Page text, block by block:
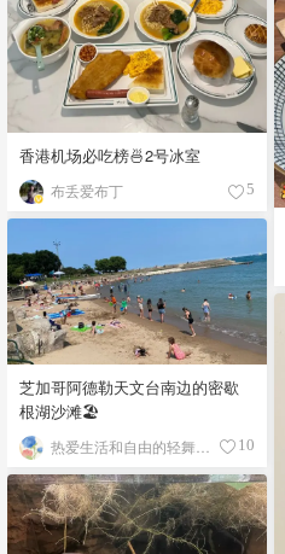
香港机场必吃榜🍜2号冰室
布丢爱布丁 5
芝加哥阿德勒天文台南边的密歇
根湖沙滩🏖️
10